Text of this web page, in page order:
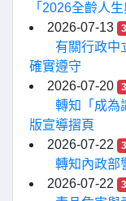
「2026全齡人
2026-07-13
有關行政中
確實遵守
2026-07-20
轉知「成為
版宣導摺頁
2026-07-22
轉知內政部
2026-07-22